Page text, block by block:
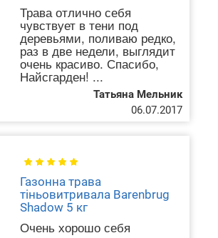
Трава отлично себя
чувствует в тени под
деревьями, поливаю редко,
раз в две недели, выглядит
очень красиво. Спасибо,
Найсгарден! ...
Татьяна Мельник
06.07.2017
Газонна трава
тіньовитривала Barenbrug
Shadow 5 кг
Очень хорошо себя